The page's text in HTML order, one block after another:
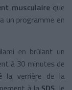
musculaireque
un programme en
en brûlant un
à 30 minutes de
la verrière de la